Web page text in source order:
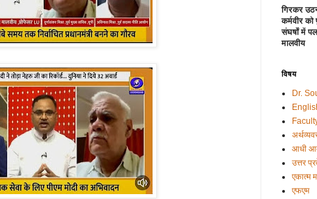
गिरकर
कर्मवीर
संघर्षों में
मालवीय
विषय
Dr.
आधी
उत्तर
एकात्म
एफएम